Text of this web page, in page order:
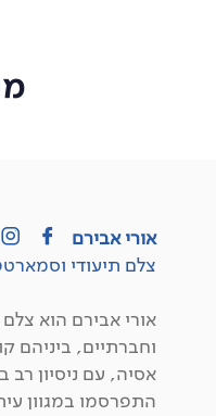
אורי אבירם
צלם תיעודי
אורי אבירם הוא
וחברתיים, ביניהם
אסיה, עם ניסיון
התפרסמו במגוון